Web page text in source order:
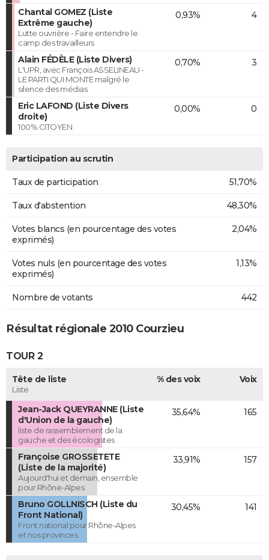
Chantal GOMEZ (Liste
Extrême gauche)
Lutte ouvrière - Faire entendre le
camp des travailleurs
0,93% 4
Alain FÉDÈLE (Liste Divers)
L'UPR, avec François ASSELINEAU -
LE PARTI QUI MONTE malgré le
silence des médias
0,70% 3
Eric LAFOND (Liste Divers
droite)
100% CITOYEN
0,00% 0
Participation au scrutin
Taux de participation 51,70%
Taux d'abstention 48,30%
Votes blancs (en pourcentage des votes
exprimés)
2,04%
Votes nuls (en pourcentage des votes
exprimés)
1,13%
Nombre de votants 442
Résultat régionale 2010 Courzieu
TOUR 2
Tête de liste
Liste
% des voix Voix
Jean-Jack QUEYRANNE (Liste
d'Union de la gauche)
liste de rassemblement de la
gauche et des écologistes
35,64% 165
Françoise GROSSETETE
(Liste de la majorité)
Aujourd'hui et demain, ensemble
pour Rhône-Alpes.
33,91% 157
Bruno GOLLNISCH (Liste du
Front National)
Front national pour Rhône-Alpes
et nos provinces
30,45% 141